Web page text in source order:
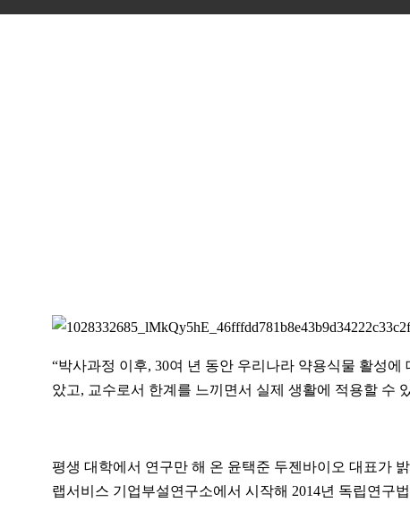
“박사과정 이후, 30여 년 동안 우리나라 약용식물 활성
았고, 교수로서 한계를 느끼면서 실제 생활에 적용할 수
평생 대학에서 연구만 해 온 윤택준 두젠바이오 대표가
랩서비스 기업부설연구소에서 시작해 2014년 독립연구